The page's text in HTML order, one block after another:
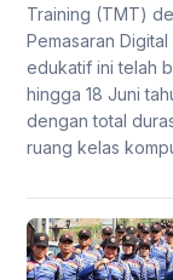
Training (TMT)
Pemasaran
edukatif ini telah
hingga 18 Juni
dengan total
ruang kelas